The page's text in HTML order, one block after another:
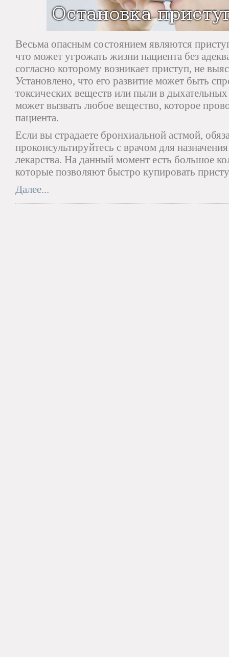
Весьма опасным состоянием являются
что может угрожать жизни пациента без
согласно которому возникает приступ, не
Установлено, что его развитие может быть
токсических веществ или пыли в
может вызвать любое вещество, которое
пациента.
Если вы страдаете бронхиальной астмой,
проконсультируйтесь с врачом для
лекарства. На данный момент есть большое
которые позволяют быстро купировать
Далее...